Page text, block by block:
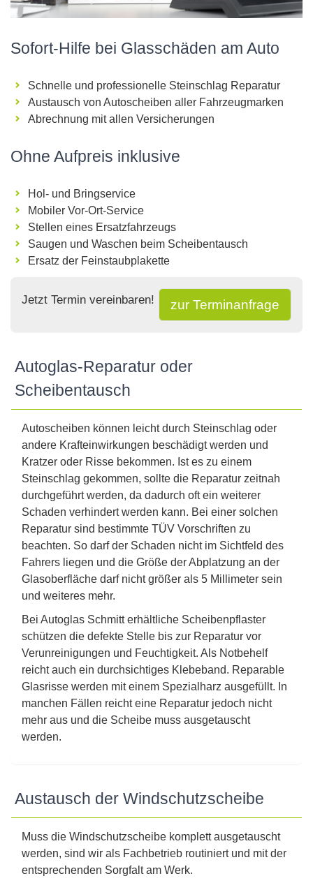
Sofort-Hilfe bei Glasschäden am Auto
Schnelle und professionelle Steinschlag Reparatur
Austausch von Autoscheiben aller Fahrzeugmarken
Abrechnung mit allen Versicherungen
Ohne Aufpreis inklusive
Hol- und Bringservice
Mobiler Vor-Ort-Service
Stellen eines Ersatzfahrzeugs
Saugen und Waschen beim Scheibentausch
Ersatz der Feinstaubplakette
Jetzt Termin vereinbaren! zur Terminanfrage
Autoglas-Reparatur oder
Scheibentausch
Autoscheiben können leicht durch Steinschlag oder
andere Krafteinwirkungen beschädigt werden und
Kratzer oder Risse bekommen. Ist es zu einem
Steinschlag gekommen, sollte die Reparatur zeitnah
durchgeführt werden, da dadurch oft ein weiterer
Schaden verhindert werden kann. Bei einer solchen
Reparatur sind bestimmte TÜV Vorschriften zu
beachten. So darf der Schaden nicht im Sichtfeld des
Fahrers liegen und die Größe der Abplatzung an der
Glasoberfläche darf nicht größer als 5 Millimeter sein
und weiteres mehr.
Bei Autoglas Schmitt erhältliche Scheibenpflaster
schützen die defekte Stelle bis zur Reparatur vor
Verunreinigungen und Feuchtigkeit. Als Notbehelf
reicht auch ein durchsichtiges Klebeband. Reparable
Glasrisse werden mit einem Spezialharz ausgefüllt. In
manchen Fällen reicht eine Reparatur jedoch nicht
mehr aus und die Scheibe muss ausgetauscht
werden.
Austausch der Windschutzscheibe
Muss die Windschutzscheibe komplett ausgetauscht
werden, sind wir als Fachbetrieb routiniert und mit der
entsprechenden Sorgfalt am Werk.